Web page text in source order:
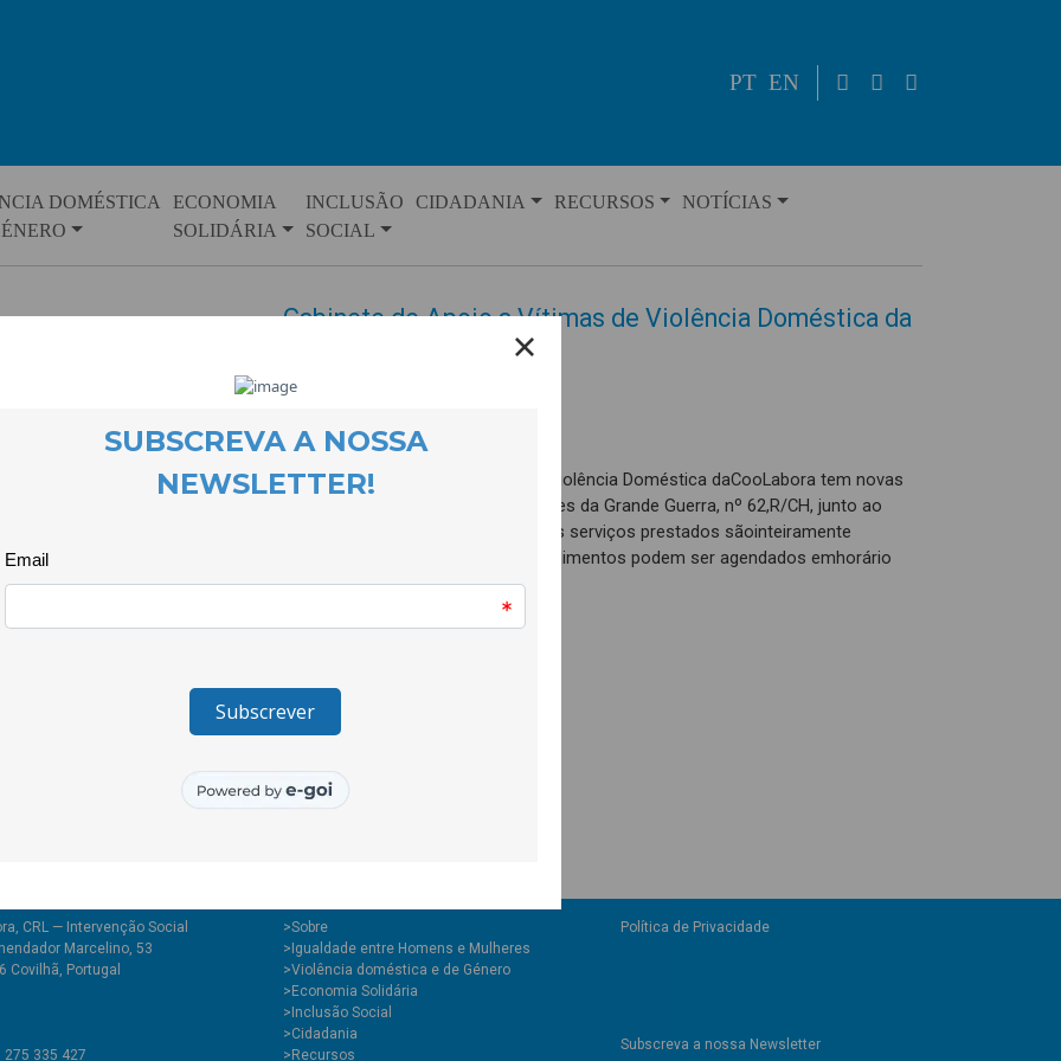
PT EN
DOMÉSTICA
ECONOMIA
SOLIDÁRIA
INCLUSÃO
SOCIAL
CIDADANIA RECURSOS NOTÍCIAS
Gabinete de Apoio a Vítimas de Violência Doméstica da
17 September 2015
O Gabinete de Apoio a Vítimas de Violência Doméstica daCooLabora tem novas
instalações na Rua dos Combatentes da Grande Guerra, nº 62,R/CH, junto ao
Jardim Público da Covilhã. Todos os serviços prestados sãointeiramente
gratuitos e confidenciais e os atendimentos podem ser agendados emhorário
pós-laboral.
CRL — Intervenção Social
Marcelino, 53
Covilhã, Portugal
335 427
>Sobre
>Igualdade entre Homens e Mulheres
>Violência doméstica e de Género
>Economia Solidária
>Inclusão Social
>Cidadania
>Recursos
Política de Privacidade
Subscreva a nossa Newsletter